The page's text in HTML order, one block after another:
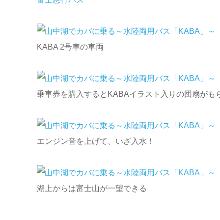
KABA 2号車の車両
乗車券を購入するとKABAイラスト入りの団扇がも
エンジン音を上げて、いざ入水！
湖上からは富士山が一望できる